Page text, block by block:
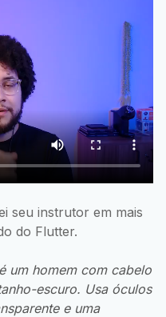
seu instrutor em mais
do Flutter.
um homem com cabelo
escuro. Usa óculos
e uma